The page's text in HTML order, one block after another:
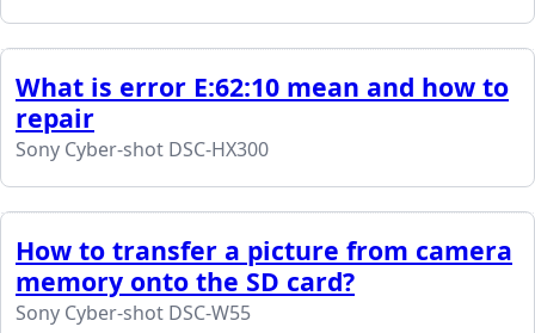
What is error E:62:10 mean and how to
repair
Sony Cyber-shot DSC-HX300
How to transfer a picture from camera
memory onto the SD card?
Sony Cyber-shot DSC-W55